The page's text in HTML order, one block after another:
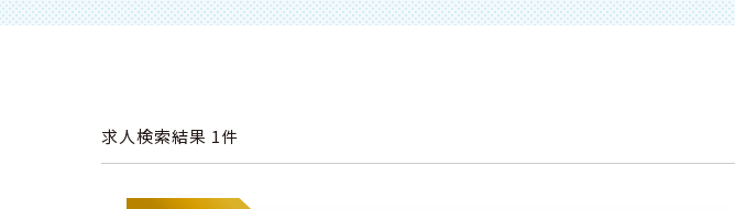
求人検索結果 1件